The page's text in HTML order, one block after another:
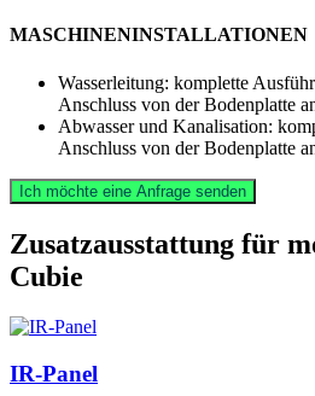
MASCHINENINSTALLATIONEN
Wasserleitung: komplette
Anschluss von der Bodenplatte
Abwasser und Kanalisation:
Anschluss von der Bodenplatte
Ich möchte eine Anfrage senden
Zusatz­aus­stattung für
Cubie
IR-Panel